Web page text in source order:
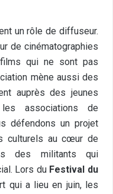
un rôle de diffuseur.
de cinématographies
qui ne sont pas
mène aussi des
auprès des jeunes
les associations de
défendons un projet
culturels au cœur de
des militants qui
Lors du Festival du
qui a lieu en juin, les